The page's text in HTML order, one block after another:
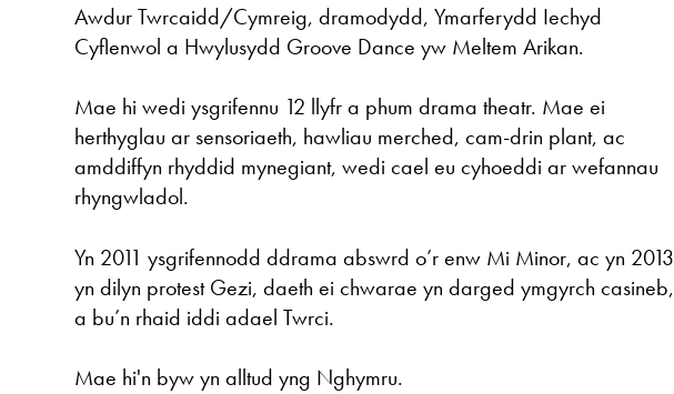
Awdur Twrcaidd/Cymreig, dramodydd, Ymarferydd Iechyd
Cyflenwol a Hwylusydd Groove Dance yw Meltem Arikan.
Mae hi wedi ysgrifennu 12 llyfr a phum drama theatr. Mae ei
herthyglau ar sensoriaeth, hawliau merched, cam-drin plant, ac
amddiffyn rhyddid mynegiant, wedi cael eu cyhoeddi ar wefannau
rhyngwladol.
Yn 2011 ysgrifennodd ddrama abswrd o’r enw Mi Minor, ac yn 2013
yn dilyn protest Gezi, daeth ei chwarae yn darged ymgyrch casineb,
a bu’n rhaid iddi adael Twrci.
Mae hi'n byw yn alltud yng Nghymru.